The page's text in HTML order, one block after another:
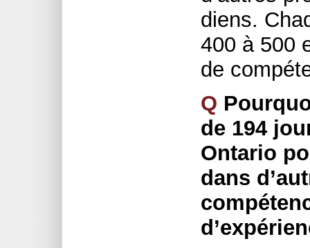
diens.
400 à 500
de
Q
de 194
Ontario
dans